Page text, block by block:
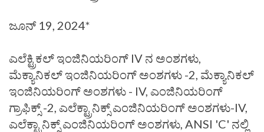
ಜೂನ್ 19, 2024*
ಎಲೆಕ್ಟ್ರಿಕಲ್ ಇಂಜಿನಿಯರಿಂಗ್ IV ನ ಅಂಶಗಳು,
ಮೆಕ್ಯಾನಿಕಲ್ ಇಂಜಿನಿಯರಿಂಗ್ ಅಂಶಗಳು -2, ಮೆಕ್ಯಾನಿಕಲ್
ಇಂಜಿನಿಯರಿಂಗ್ ಅಂಶಗಳು - IV, ಎಂಜಿನಿಯರಿಂಗ್
ಗ್ರಾಫಿಕ್ಸ್ -2, ಎಲೆಕ್ಟ್ರಾನಿಕ್ಸ್ ಎಂಜಿನಿಯರಿಂಗ್ ಅಂಶಗಳು-IV,
ಎಲೆಕ್ಟ್ರಾನಿಕ್ಸ್ ಎಂಜಿನಿಯರಿಂಗ್ ಅಂಶಗಳು, ANSI 'C' ನಲ್ಲಿ